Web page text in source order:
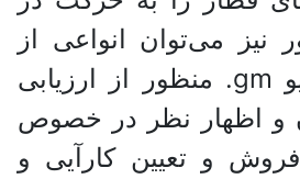
می‌توان انواعی از
لوکوموتیو‌ها را از هم تفکیک نمود. مانند انواع لوکوموتیو gm. منظور از ارزیابی
و اظهار نظر در خصوص
و تعیین کارآیی و